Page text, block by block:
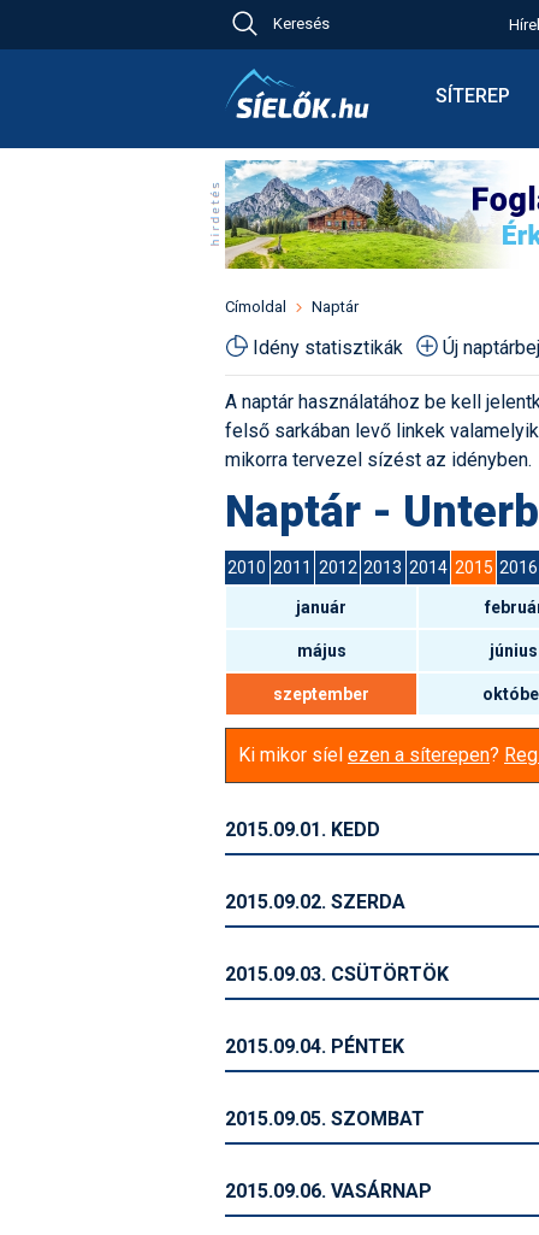
Keresés
SÍTEREP
Síbérletárak
Toplista
Havazás
Fotók
Címoldal Naptár
Idény statisztikák Új
A naptár használatához be kell
felső sarkában levő linkek
mikorra tervezel sízést az idényben.
Naptár -
2010 2011 2012 2013 2014 2015 2016
január
május június
szeptember
Ki mikor síel ezen a síterepen?
2015.09.01. KEDD
2015.09.02. SZERDA
2015.09.03. CSÜTÖRTÖK
2015.09.04. PÉNTEK
2015.09.05. SZOMBAT
2015.09.06. VASÁRNAP